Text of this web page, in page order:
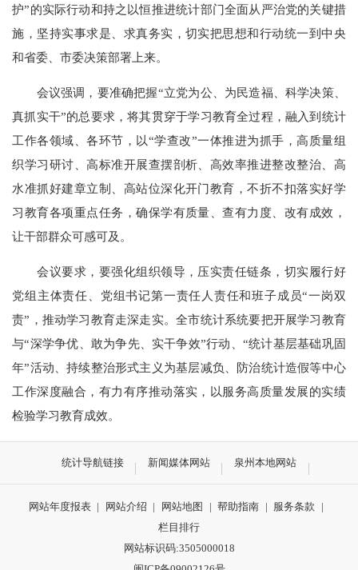
护”的实际行动和持之以恒推进统计部门全面从严治党的关键措
施，坚持实事求是、求真务实，切实把思想和行动统一到中央
和省委、市委决策部署上来。
会议强调，要准确把握“立党为公、为民造福、科学决策、
真抓实干”的总要求，将其贯穿于学习教育全过程，融入到统计
工作各领域、各环节，以“学查改”一体推进为抓手，高质量组
织学习研讨、高标准开展查摆剖析、高效率推进整改整治、高
水准抓好建章立制、高站位深化开门教育，不折不扣落实好学
习教育各项重点任务，确保学有质量、查有力度、改有成效，
让干部群众可感可及。
会议要求，要强化组织领导，压实责任链条，切实履行好
党组主体责任、党组书记第一责任人责任和班子成员“一岗双
责”，推动学习教育走深走实。全市统计系统要把开展学习教育
与“深学争优、敢为争先、实干争效”行动、“统计基层基础巩固
年”活动、持续整治形式主义为基层减负、防治统计造假等中心
工作深度融合，有力有序推动落实，以服务高质量发展的实绩
检验学习教育成效。
统计导航链接 新闻媒体网站 泉州本地网站
网站年度报表 | 网站介绍 | 网站地图 | 帮助指南 | 服务条款
|
栏目排行
网站标识码:3505000018